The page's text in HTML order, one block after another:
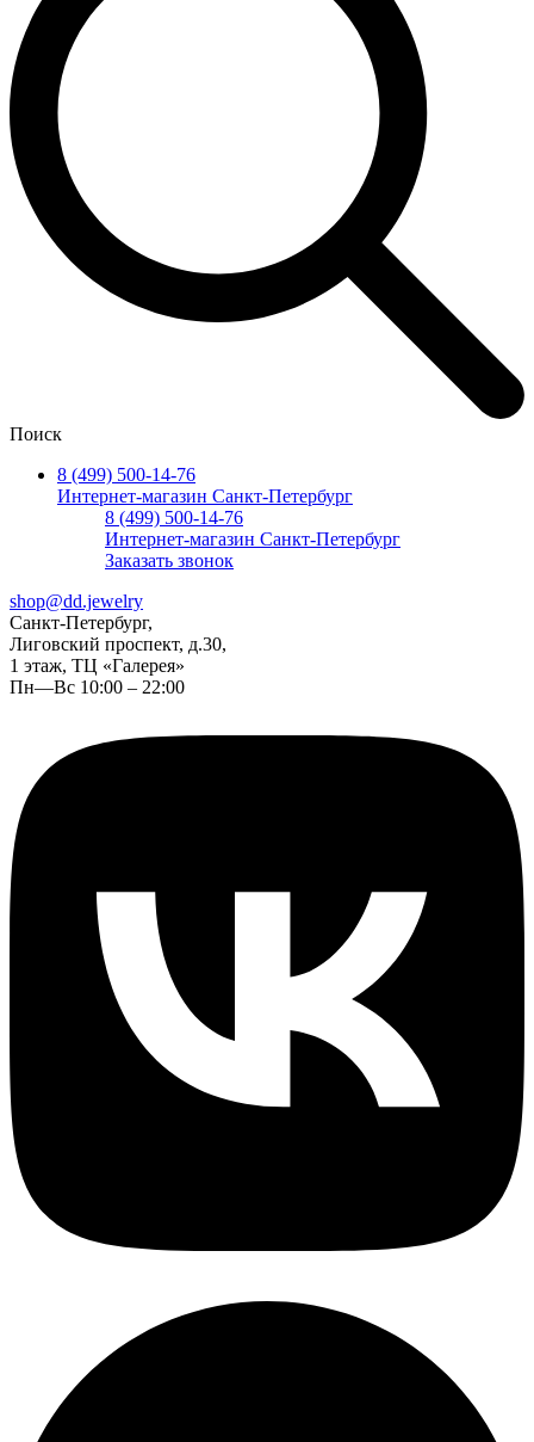
Поиск
8 (499) 500-14-76
Интернет-магазин Санкт-Петербург
8 (499) 500-14-76
Интернет-магазин Санкт-Петербург
Заказать звонок
shop@dd.jewelry
Санкт-Петербург,
Лиговский проспект, д.30,
1 этаж, ТЦ «Галерея»
Пн—Вс 10:00 – 22:00